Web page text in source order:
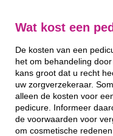
Wat kost een
De kosten van een
het om behandeling
kans groot dat u recht
uw zorgverzekeraar.
alleen de kosten voor
pedicure. Informeer
de voorwaarden voor
om cosmetische